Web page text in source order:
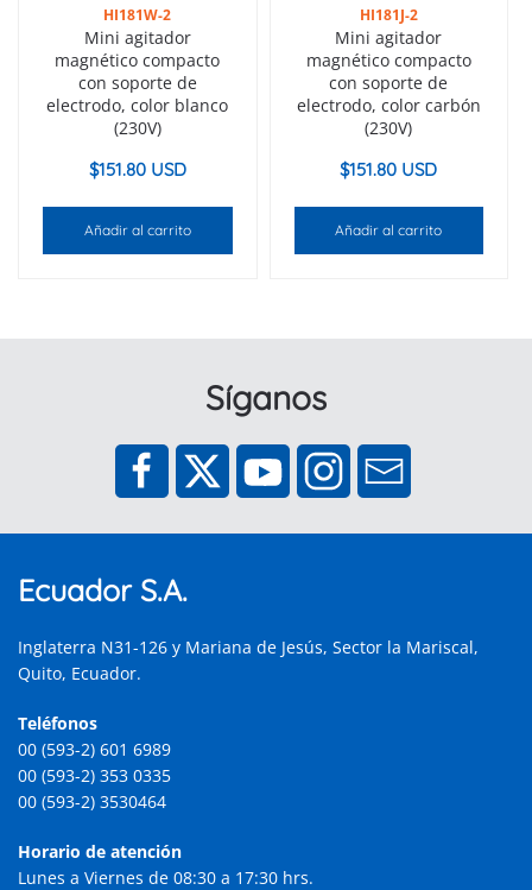
HI181W-2
Mini agitador
magnético compacto
con soporte de
electrodo, color blanco
(230V)
$151.80 USD
Añadir al carrito
HI181J-2
Mini agitador
magnético compacto
con soporte de
electrodo, color carbón
(230V)
$151.80 USD
Añadir al carrito
Síganos
Ecuador S.A.
Inglaterra N31-126 y Mariana de Jesús, Sector la Mariscal,
Quito, Ecuador.
Teléfonos
00 (593-2) 601 6989
00 (593-2) 353 0335
00 (593-2) 3530464
Horario de atención
Lunes a Viernes de 08:30 a 17:30 hrs.